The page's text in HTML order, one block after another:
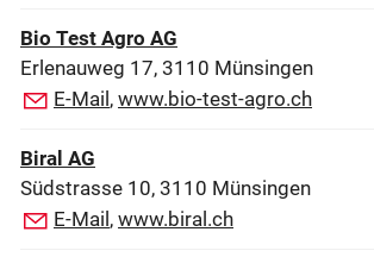
Bio Test Agro AG
Erlenauweg 17, 3110 Münsingen
E-Mail, www.bio-test-agro.ch
Biral AG
Südstrasse 10, 3110 Münsingen
E-Mail, www.biral.ch